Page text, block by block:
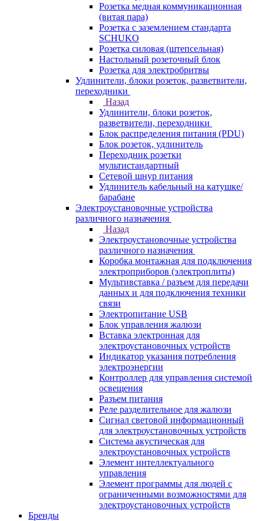
Розетка медная коммуникационная
(витая пара)
Розетка с заземлением стандарта
SCHUKO
Розетка силовая (штепсельная)
Настольный розеточный блок
Розетка для электробритвы
Удлинители, блоки розеток, разветвители,
переходники
Назад
Удлинители, блоки розеток,
разветвители, переходники
Блок распределения питания (PDU)
Блок розеток, удлинитель
Переходник розетки
мультистандартный
Сетевой шнур питания
Удлинитель кабельный на катушке/
барабане
Электроустановочные устройства
различного назначения
Назад
Электроустановочные устройства
различного назначения
Коробка монтажная для подключения
электроприборов (электроплиты)
Мультивставка / разъем для передачи
данных и для подключения техники
связи
Электропитание USB
Блок управления жалюзи
Вставка электронная для
электроустановочных устройств
Индикатор указания потребления
электроэнергии
Контроллер для управления системой
освещения
Разъем питания
Реле разделительное для жалюзи
Сигнал световой информационный
для электроустановочных устройств
Система акустическая для
электроустановочных устройств
Элемент интеллектуального
управления
Элемент программы для людей с
ограниченными возможностями для
электроустановочных устройств
Бренды